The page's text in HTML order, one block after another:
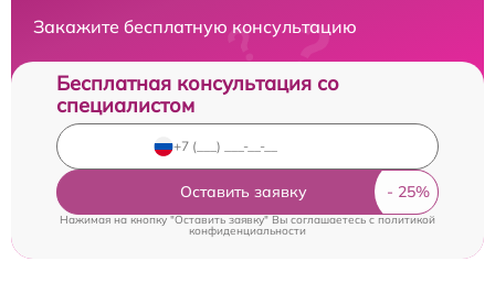
Закажите бесплатную консультацию
Бесплатная консультация со
специалистом
Оставить заявку
Нажимая на кнопку "Оставить заявку" Вы соглашаетесь cполитикой
конфиденциальности